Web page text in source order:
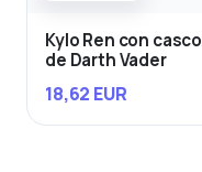
Kylo Ren con casco
de Darth Vader
18,62 EUR